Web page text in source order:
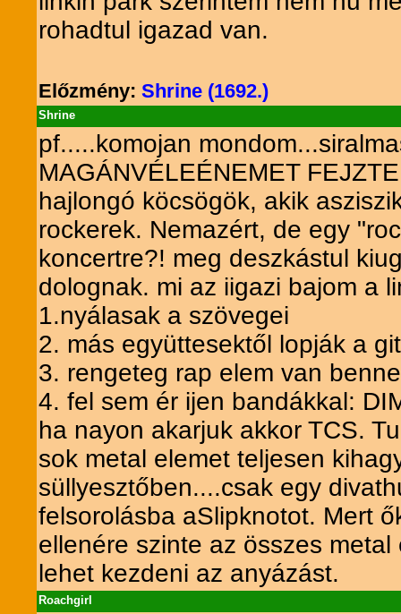
rohadtul igazad van.
Előzmény:Shrine (1692.)
Shrine
pf.....komojan
MAGÁNVÉLEÉNEMET
hajlongó köcsögök, akik
rockerek. Nemazért, de egy
koncertre?! meg deszkástul
dolognak. mi az iigazi bajom a
1.nyálasak a szövegei
2. más együttesektől lopják a
3. rengeteg rap elem van benne
4. fel sem ér ijen bandákkal:
ha nayon akarjuk akkor TCS.
sok metal elemet teljesen
süllyesztőben....csak egy
felsorolásba aSlipknotot. Mert
ellenére szinte az összes
lehet kezdeni az anyázást.
Roachgirl